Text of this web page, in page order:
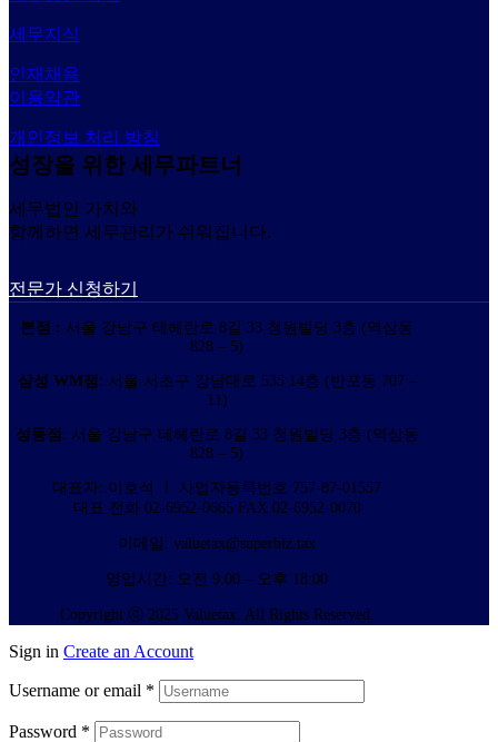
세무지식
인재채용
이용약관
개인정보 처리 방침
성장을 위한 세무파트너
세무법인 가치와
함께하면 세무관리가 쉬워집니다.
전문가 신청하기
본점 : 서울 강남구 테헤란로 8길 33 청원빌딩 3층 (역삼동
828 – 5)
삼성 WM점 : 서울 서초구 강남대로 535 14층 (반포동 707 –
11)
성동점 : 서울 강남구 테헤란로 8길 33 청원빌딩 3층 (역삼동
828 – 5)
대표자: 이호석 ㅣ 사업자등록번호 757-87-01557
대표 전화 02-6952-0665 FAX 02-6952-0070
이메일: valuetax@superbiz.tax
영업시간: 오전 9:00 – 오후 18:00
Copyright ⓒ 2025 Valuetax. All Rights Reserved.
Sign in Create an Account
Username or email *
Password *